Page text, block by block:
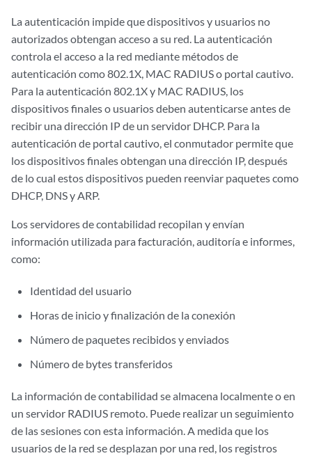
La autenticación impide que dispositivos y usuarios no
autorizados obtengan acceso a su red. La autenticación
controla el acceso a la red mediante métodos de
autenticación como 802.1X, MAC RADIUS o portal cautivo.
Para la autenticación 802.1X y MAC RADIUS, los
dispositivos finales o usuarios deben autenticarse antes de
recibir una dirección IP de un servidor DHCP. Para la
autenticación de portal cautivo, el conmutador permite que
los dispositivos finales obtengan una dirección IP, después
de lo cual estos dispositivos pueden reenviar paquetes como
DHCP, DNS y ARP.
Los servidores de contabilidad recopilan y envían
información utilizada para facturación, auditoría e informes,
como:
Identidad del usuario
Horas de inicio y finalización de la conexión
Número de paquetes recibidos y enviados
Número de bytes transferidos
La información de contabilidad se almacena localmente o en
un servidor RADIUS remoto. Puede realizar un seguimiento
de las sesiones con esta información. A medida que los
usuarios de la red se desplazan por una red, los registros